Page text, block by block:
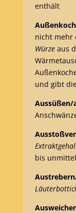
enthält
nicht mehr
Würzeaus
und gibt
Aussüßen/
bis